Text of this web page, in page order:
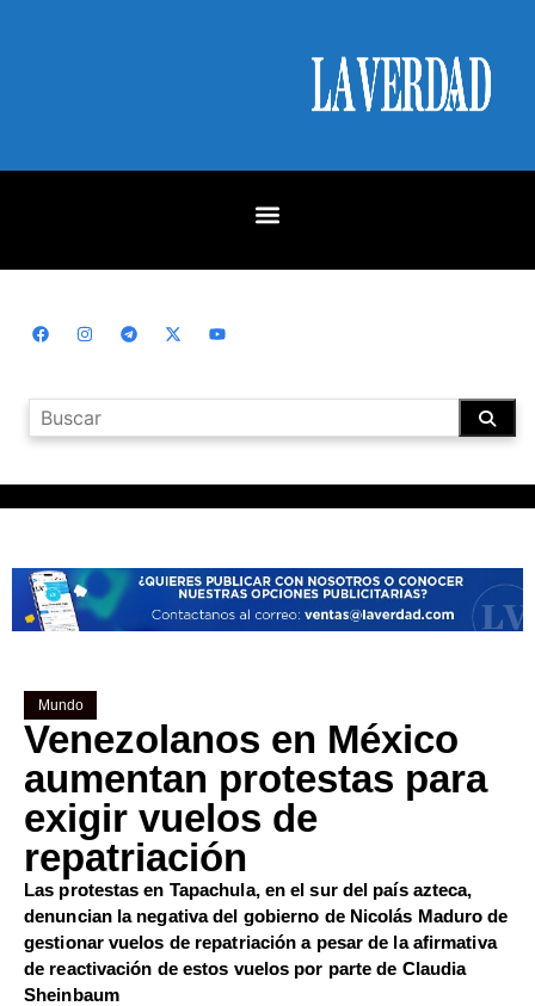
Mundo
Venezolanos en México
aumentan protestas para
exigir vuelos de
repatriación
Las protestas en Tapachula, en el sur del país azteca,
denuncian la negativa del gobierno de Nicolás Maduro de
gestionar vuelos de repatriación a pesar de la afirmativa
de reactivación de estos vuelos por parte de Claudia
Sheinbaum